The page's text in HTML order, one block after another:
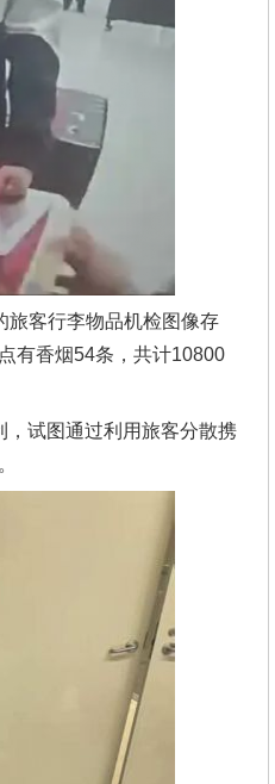
客行李物品机检图像存
有香烟54条，共计10800
试图通过利用旅客分散携